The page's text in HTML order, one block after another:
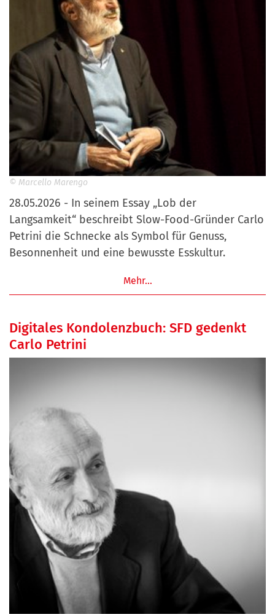
© Marcello Marengo
28.05.2026 - In seinem Essay „Lob der
Langsamkeit“ beschreibt Slow-Food-Gründer Carlo
Petrini die Schnecke als Symbol für Genuss,
Besonnenheit und eine bewusste Esskultur.
Mehr…
Digitales Kondolenzbuch: SFD gedenkt
Carlo Petrini